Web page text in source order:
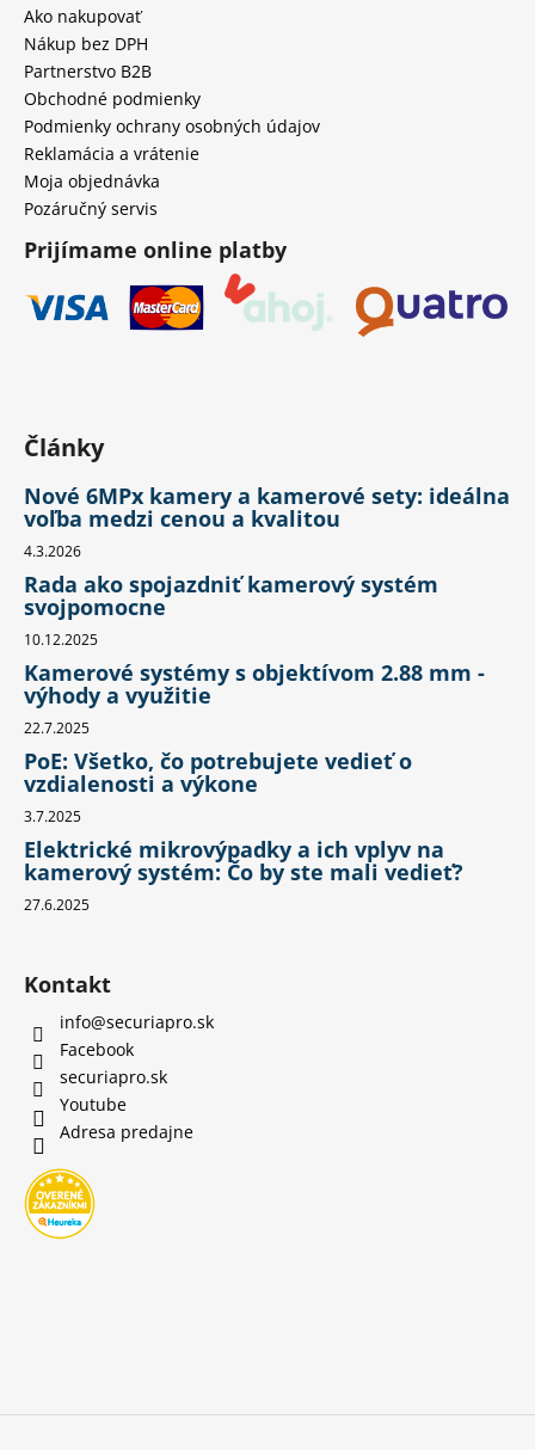
Ako nakupovať
Nákup bez DPH
Partnerstvo B2B
Obchodné podmienky
Podmienky ochrany osobných údajov
Reklamácia a vrátenie
Moja objednávka
Pozáručný servis
Prijímame online platby
Články
Nové 6MPx kamery a kamerové sety: ideálna
voľba medzi cenou a kvalitou
4.3.2026
Rada ako spojazdniť kamerový systém
svojpomocne
10.12.2025
Kamerové systémy s objektívom 2.88 mm -
výhody a využitie
22.7.2025
PoE: Všetko, čo potrebujete vedieť o
vzdialenosti a výkone
3.7.2025
Elektrické mikrovýpadky a ich vplyv na
kamerový systém: Čo by ste mali vedieť?
27.6.2025
Kontakt
info@securiapro.sk
Facebook
securiapro.sk
Youtube
Adresa predajne